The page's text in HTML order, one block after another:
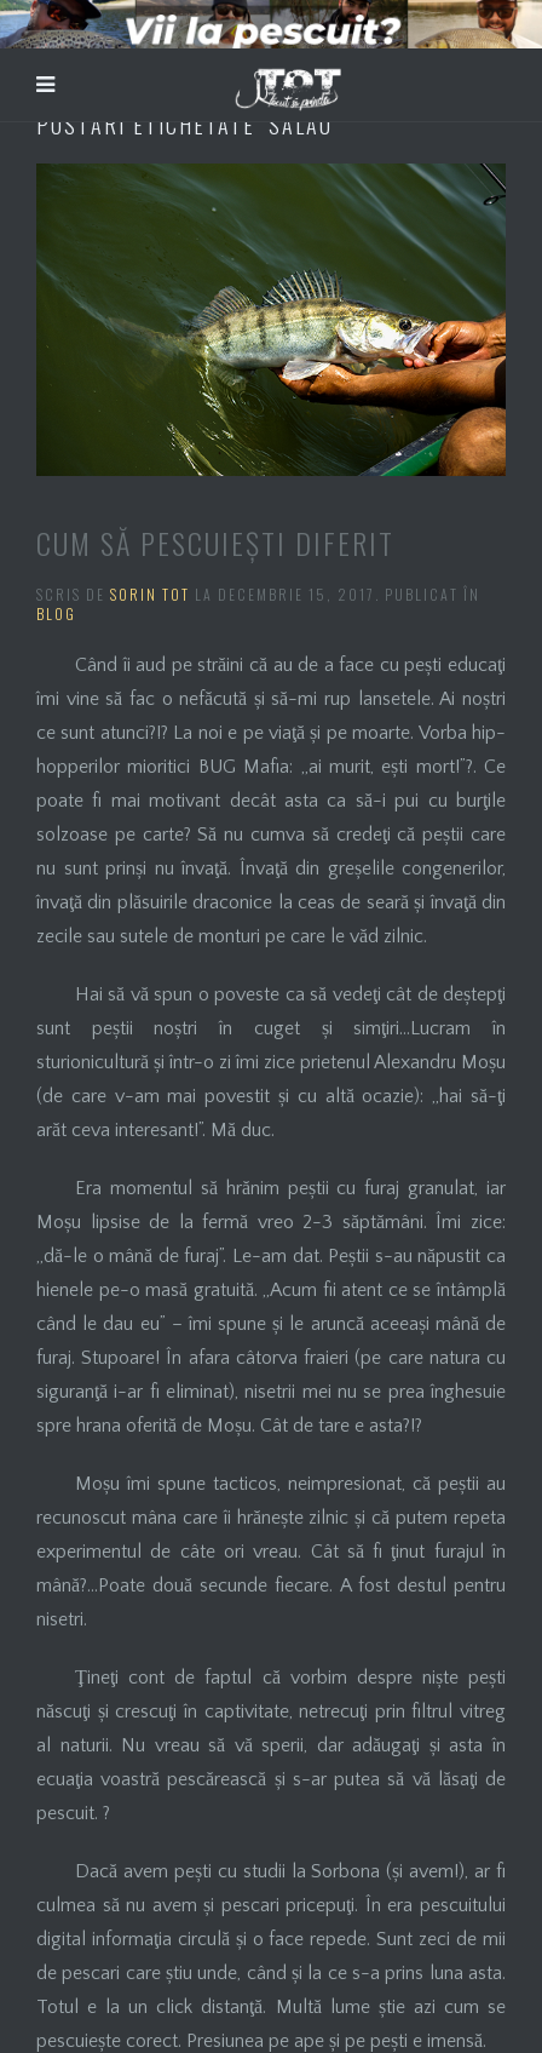
POSTĂRI ETICHETATE ‘SALAU’
CUM SĂ PESCUIEȘTI DIFERIT
SCRIS DE SORIN TOT LA DECEMBRIE 15, 2017
. PUBLICAT ÎN
BLOG
Când îi aud pe străini că au de a face cu pești educaţi
îmi vine să fac o nefăcută și să-mi rup lansetele. Ai noștri
ce sunt atunci?!? La noi e pe viaţă și pe moarte. Vorba hip-
hopperilor mioritici BUG Mafia: „ai murit, ești mort!”?. Ce
poate fi mai motivant decât asta ca să-i pui cu burţile
solzoase pe carte? Să nu cumva să credeţi că peștii care
nu sunt prinși nu învaţă. Învaţă din greșelile congenerilor,
învaţă din plăsuirile draconice la ceas de seară și învaţă din
zecile sau sutele de monturi pe care le văd zilnic.
Hai să vă spun o poveste ca să vedeţi cât de deștepţi
sunt peștii noștri în cuget și simţiri…Lucram în
sturionicultură și într-o zi îmi zice prietenul Alexandru Moșu
(de care v-am mai povestit și cu altă ocazie): „hai să-ţi
arăt ceva interesant!”. Mă duc.
Era momentul să hrănim peștii cu furaj granulat, iar
Moșu lipsise de la fermă vreo 2-3 săptămâni. Îmi zice:
„dă-le o mână de furaj”. Le-am dat. Peștii s-au năpustit ca
hienele pe-o masă gratuită. „Acum fii atent ce se întâmplă
când le dau eu” – îmi spune și le aruncă aceeași mână de
furaj. Stupoare! În afara câtorva fraieri (pe care natura cu
siguranţă i-ar fi eliminat), nisetrii mei nu se prea înghesuie
spre hrana oferită de Moșu. Cât de tare e asta?!?
Moșu îmi spune tacticos, neimpresionat, că peștii au
recunoscut mâna care îi hrănește zilnic și că putem repeta
experimentul de câte ori vreau. Cât să fi ţinut furajul în
mână?…Poate două secunde fiecare. A fost destul pentru
nisetri.
Ţineţi cont de faptul că vorbim despre niște pești
născuţi și crescuţi în captivitate, netrecuţi prin filtrul vitreg
al naturii. Nu vreau să vă sperii, dar adăugaţi și asta în
ecuaţia voastră pescărească și s-ar putea să vă lăsaţi de
pescuit. ?
Dacă avem pești cu studii la Sorbona (și avem!), ar fi
culmea să nu avem și pescari pricepuţi. În era pescuitului
digital informaţia circulă și o face repede. Sunt zeci de mii
de pescari care știu unde, când și la ce s-a prins luna asta.
Totul e la un click distanţă. Multă lume știe azi cum se
pescuiește corect. Presiunea pe ape și pe pești e imensă.